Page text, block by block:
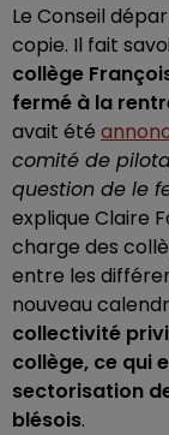
Le Conseil
copie. Il fait
collège
fermé à la
avait été
comité de
question de le
explique Claire
charge des
entre les
nouveau
collectivité
collège, ce qui
sectorisation
blésois.